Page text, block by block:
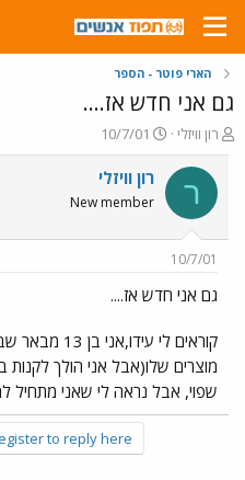
הארי פוטר - הספר
גם אני חדש אז....
פ
ו
ת
ח
ה
ש
א
רון וויזלי
פ
ו
ר
ם
ר
10/7/01
ר רון וויזלי
New member
10/7/01
גם אני חדש אז....
קוראים לי
מוצרים שלו(אבל אני הולך לקנות
שפוי, אבל נראה לי שאני מתחיל
to reply here.